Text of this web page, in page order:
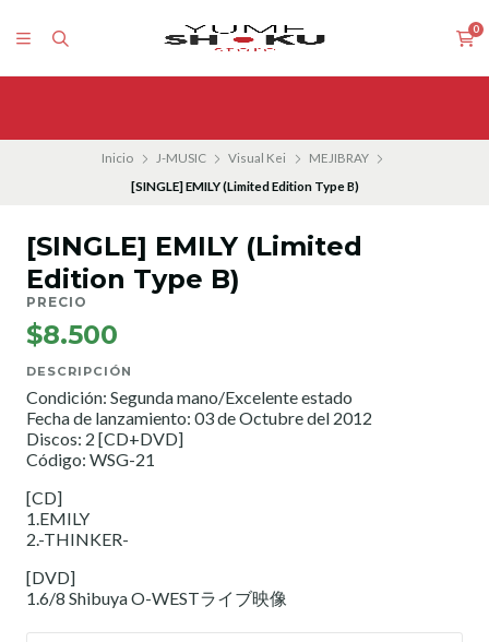
0
Inicio J-MUSIC Visual Kei
MEJIBRAY
[SINGLE] EMILY (Limited Edition Type B)
[SINGLE] EMILY (Limited
Edition Type B)
PRECIO
$8.500
DESCRIPCIÓN
Condición: Segunda mano/Excelente estado
Fecha de lanzamiento: 03 de Octubre del 2012
Discos: 2 [CD+DVD]
Código: WSG-21
[CD]
1.EMILY
2.-THINKER-
[DVD]
1.6/8 Shibuya O-WESTライブ映像